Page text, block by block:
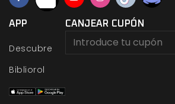
APP
Descubre
Bibliorol
CANJEAR CUPÓN